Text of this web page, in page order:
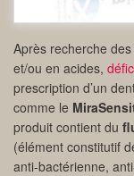
Après recherche
et/ou en acides,
prescription d’un
comme le
produit contient du
(élément constitutif
anti-bactérienne,